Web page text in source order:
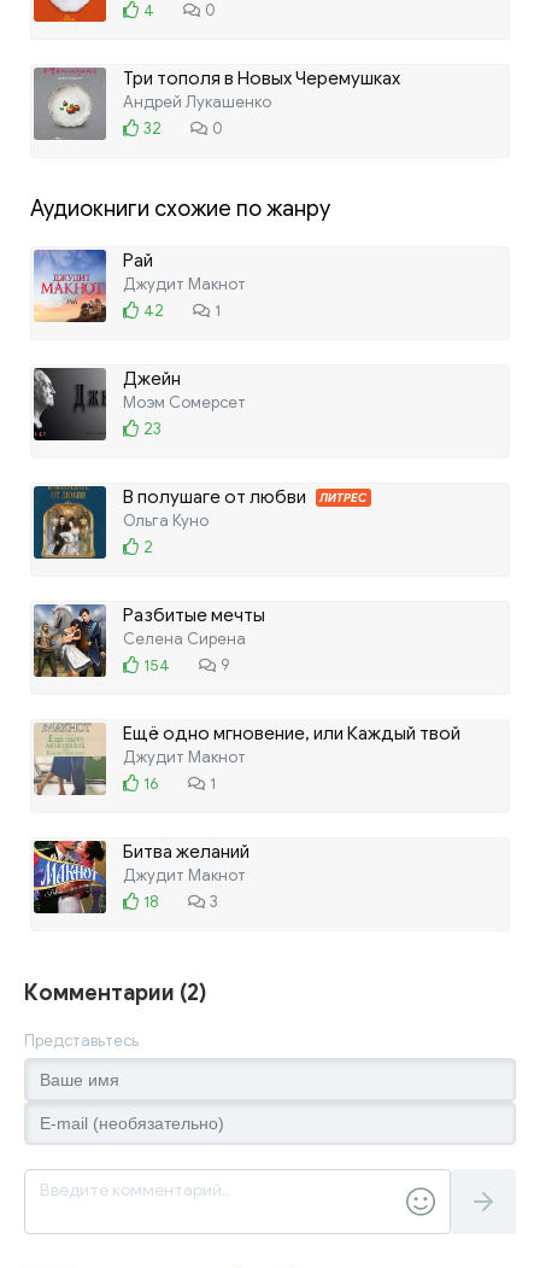
4 0
Три тополя в Новых Черемушках
Андрей Лукашенко
32
0
Аудиокниги схожие по жанру
Рай
Джудит Макнот
42
1
Джейн
Моэм Сомерсет
23
В полушаге от любви ЛИТРЕС
Ольга Куно
2
Разбитые мечты
Селена Сирена
154
9
Ещё одно мгновение, или Каждый твой
вздох
Джудит Макнот
16
1
Битва желаний
Джудит Макнот
18
3
Комментарии (2)
Представьтесь